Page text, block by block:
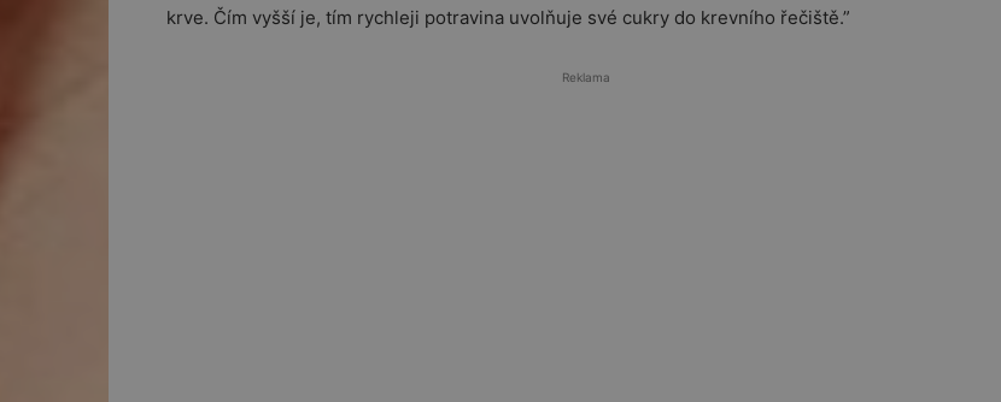
krve. Čím vyšší je, tím rychleji potravina uvolňuje své cukry do krevního řečiště.”
Reklama